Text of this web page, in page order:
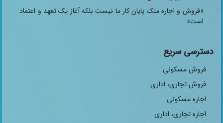
«فروش و اجاره ملک پایان کار ما نیست بلکه آغاز یک تعهد و اعتماد
است»
دسترسی سریع
فروش مسکونی
فروش تجاری، اداری
اجاره مسکونی
اجاره تجاری، اداری